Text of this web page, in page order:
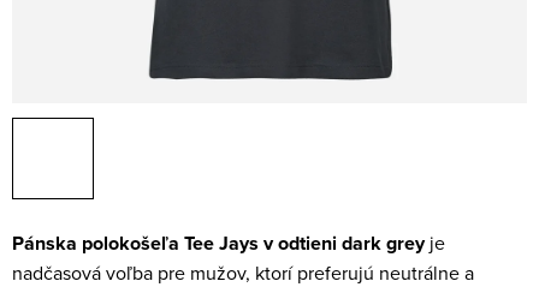
Pánska polokošeľa Tee Jays v odtieni dark greyje
nadčasová voľba pre mužov, ktorí preferujú neutrálne a